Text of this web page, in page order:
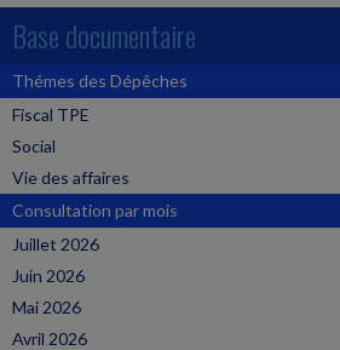
Base documentaire
Thémes des Dépêches
Fiscal TPE
Social
Vie des affaires
Consultation par mois
Juillet 2026
Juin 2026
Mai 2026
Avril 2026